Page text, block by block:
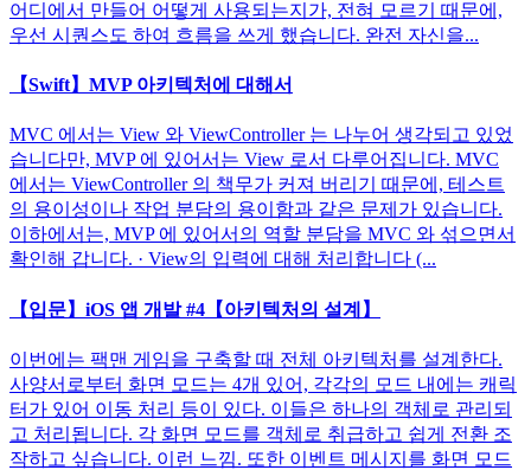
어디에서 만들어 어떻게 사용되는지가, 전혀 모르기 때문에,
우선 시퀀스도 하여 흐름을 쓰게 했습니다. 완전 자신을...
【Swift】MVP 아키텍처에 대해서
MVC 에서는 View 와 ViewController 는 나누어 생각되고 있었
습니다만, MVP 에 있어서는 View 로서 다루어집니다. MVC
에서는 ViewController 의 책무가 커져 버리기 때문에, 테스트
의 용이성이나 작업 분담의 용이함과 같은 문제가 있습니다.
이하에서는, MVP 에 있어서의 역할 분담을 MVC 와 섞으면서
확인해 갑니다. · View의 입력에 대해 처리합니다 (...
【입문】iOS 앱 개발 #4【아키텍처의 설계】
이번에는 팩맨 게임을 구축할 때 전체 아키텍처를 설계한다.
사양서로부터 화면 모드는 4개 있어, 각각의 모드 내에는 캐릭
터가 있어 이동 처리 등이 있다. 이들은 하나의 객체로 관리되
고 처리됩니다. 각 화면 모드를 객체로 취급하고 쉽게 전환 조
작하고 싶습니다. 이런 느낌. 또한 이벤트 메시지를 화면 모드